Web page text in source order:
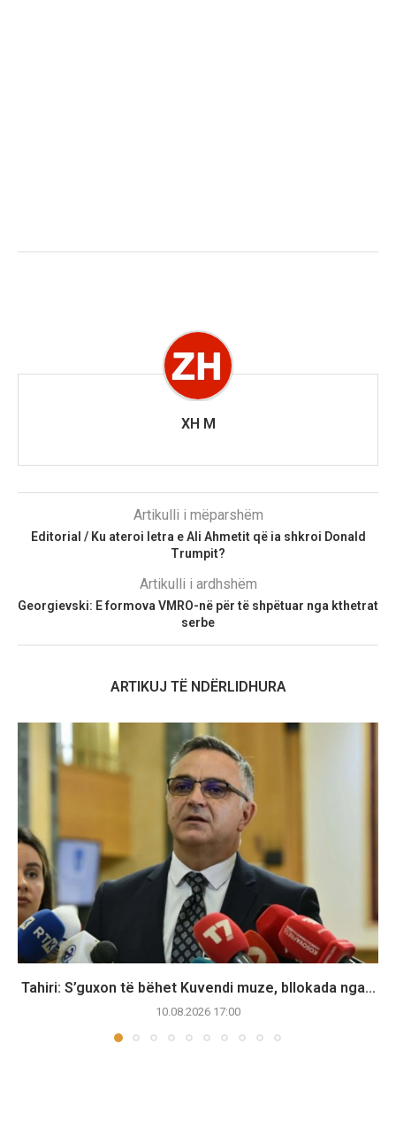
XH M
Artikulli i mëparshëm
Editorial / Ku ateroi letra e Ali Ahmetit që ia shkroi Donald
Trumpit?
Artikulli i ardhshëm
Georgievski: E formova VMRO-në për të shpëtuar nga kthetrat
serbe
ARTIKUJ TË NDËRLIDHURA
Tahiri: S’guxon të bëhet Kuvendi muze, bllokada nga...
10.08.2026 17:00